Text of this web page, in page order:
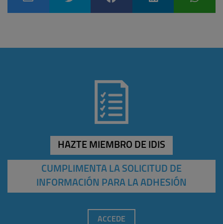
HAZTE MIEMBRO DE IDIS
CUMPLIMENTA LA SOLICITUD DE
INFORMACIÓN PARA LA ADHESIÓN
ACCEDE